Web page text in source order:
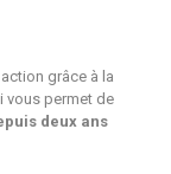
grâce à la
vous permet de
deux ans